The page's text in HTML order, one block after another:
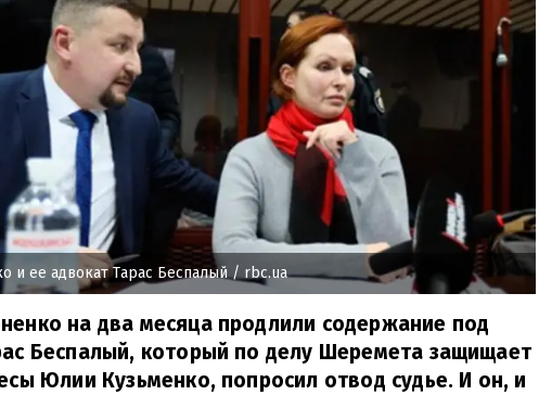
и ее адвокат Тарас Беспалый/ rbc.ua
на два месяца продлили содержание под
Беспалый, который по делу Шеремета защищает
Юлии Кузьменко, попросил отвод судье. И он, и